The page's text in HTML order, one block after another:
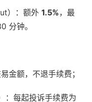
）：额外 1.5%，最
分钟。
金额，不退手续费；
：每起投诉手续费为